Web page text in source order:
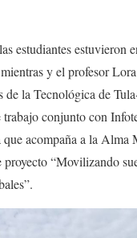
estudiantes estuvieron
y el profesor
de la Tecnológica de
trabajo conjunto con
acompaña a la Alma
proyecto “Movilizando